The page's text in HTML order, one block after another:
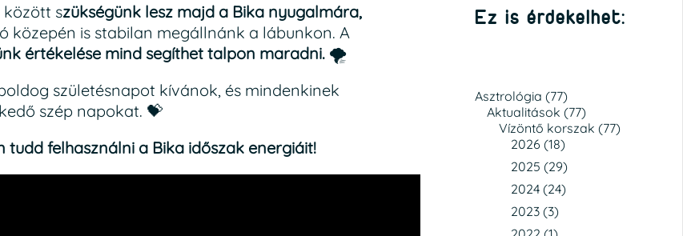
között szükségünk lesz majd a Bika nyugalmára,
közepén is stabilan megállnánk a lábunkon. A
értékelése mind segíthet talpon maradni. 🌪️
születésnapot kívánok, és mindenkinek
szép napokat. 💝
felhasználni a Bika időszak energiáit!
Ez is érdekelhet:
Asztrológia (77)
Aktualitások (77)
Vízöntő korszak (77)
2026 (18)
2025 (29)
2024 (24)
2023 (3)